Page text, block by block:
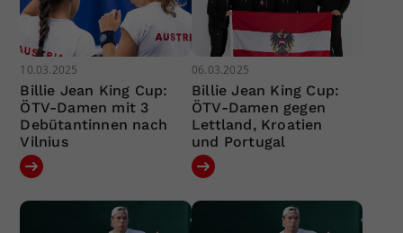
10.03.2025
Billie Jean King Cup:
ÖTV-Damen mit 3
Debütantinnen nach
Vilnius
06.03.2025
Billie Jean King Cup:
ÖTV-Damen gegen
Lettland, Kroatien
und Portugal